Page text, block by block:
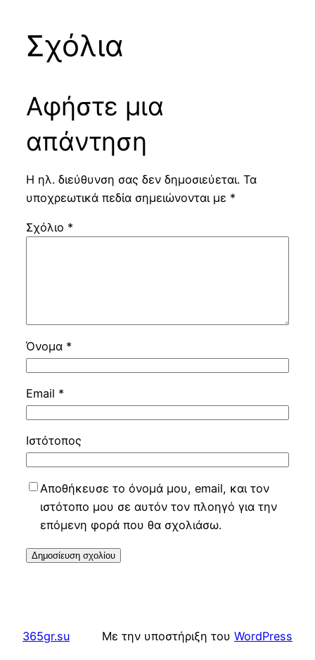
Σχόλια
Αφήστε μια
απάντηση
Η ηλ. διεύθυνση σας δεν δημοσιεύεται. Τα
υποχρεωτικά πεδία σημειώνονται με *
Σχόλιο *
Όνομα *
Email *
Ιστότοπος
Αποθήκευσε το όνομά μου, email, και τον
ιστότοπο μου σε αυτόν τον πλοηγό για την
επόμενη φορά που θα σχολιάσω.
365gr.su Με την υποστήριξη του WordPress